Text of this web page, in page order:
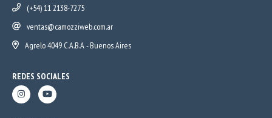
(+54) 11 2138-7275
ventas@camozziweb.com.ar
Agrelo 4049 C.A.B.A - Buenos Aires
REDES SOCIALES